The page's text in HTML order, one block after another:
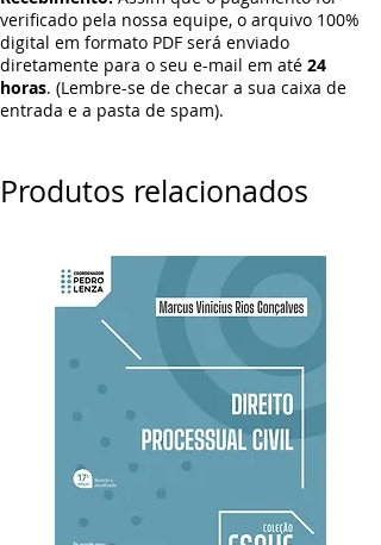
verificado pela nossa equipe, o arquivo 100%
digital em formato PDF será enviado
diretamente para o seu e-mail em até 24
horas. (Lembre-se de checar a sua caixa de
entrada e a pasta de spam).
Produtos relacionados